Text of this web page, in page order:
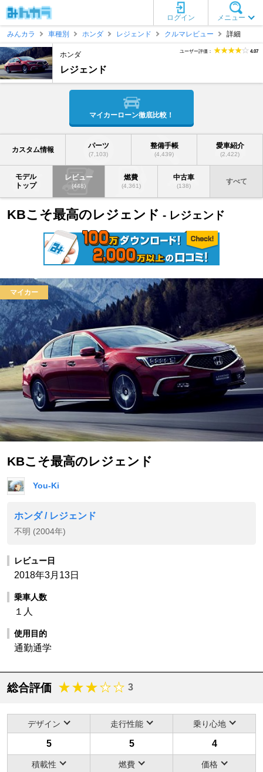
メニュー
ログイン
みんカラ
車種別 ホンダ レジェンド クルマレビュー 詳細
ホンダ
レジェンド
ユーザー評価： 4.07
マイカーローン徹底比較！
カスタム情報 パーツ
(7,103)
整備手帳
(4,439)
愛車紹介
(2,422)
モデル
トップ
レビュー
(448)
燃費
(4,361)
中古車
(138)
すべて
KBこそ最高のレジェンド - レジェンド
マイカー
KBこそ最高のレジェンド
You-Ki
ホンダ / レジェンド
不明 (2004年)
レビュー日
2018年3月13日
乗車人数
１人
使用目的
通勤通学
総合評価 3
デザイン 走行性能 乗り心地
5 5 4
積載性 燃費 価格